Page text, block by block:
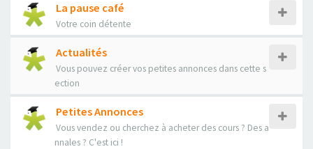
La pause café
Votre coin détente
Actualités
Vous pouvez créer vos petites annonces dans cette s
ection
Petites Annonces
Vous vendez ou cherchez à acheter des cours ? Des a
nnales ? C'est ici !